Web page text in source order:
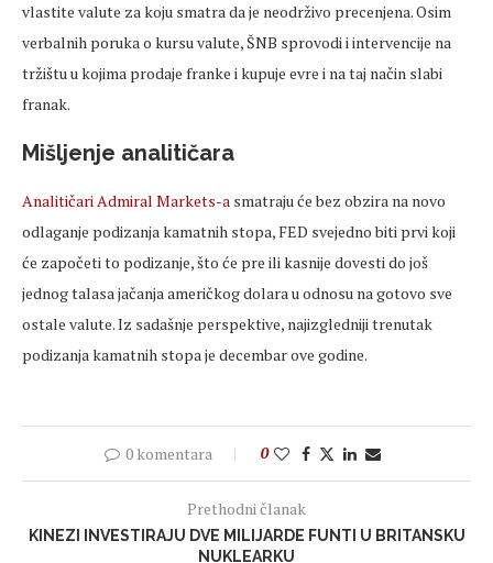
vlastite valute za koju smatra da je neodrživo precenjena. Osim
verbalnih poruka o kursu valute, ŠNB sprovodi i intervencije na
tržištu u kojima prodaje franke i kupuje evre i na taj način slabi
franak.
Mišljenje analitičara
Analitičari Admiral Markets-a smatraju će bez obzira na novo
odlaganje podizanja kamatnih stopa, FED svejedno biti prvi koji
će započeti to podizanje, što će pre ili kasnije dovesti do još
jednog talasa jačanja američkog dolara u odnosu na gotovo sve
ostale valute. Iz sadašnje perspektive, najizgledniji trenutak
podizanja kamatnih stopa je decembar ove godine.
0 komentara 0
Prethodni članak
KINEZI INVESTIRAJU DVE MILIJARDE FUNTI U BRITANSKU
NUKLEARKU